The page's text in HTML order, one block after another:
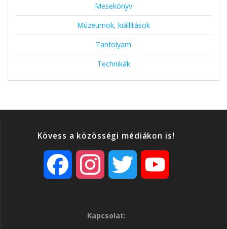
Mesekönyv
Múzeumok, kiállítások
Tanfolyam
Technikák
Kövess a közösségi médiákon is!
s
Kapcsolat: